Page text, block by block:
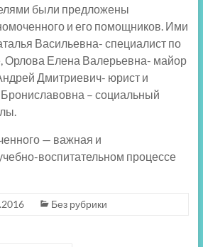
были предложены
и его помощников. Ими
Васильевна- специалист по
Орлова Елена Валерьевна- майор
Дмитриевич- юрист и
– социальный
— важная и
воспитательном процессе
Без рубрики